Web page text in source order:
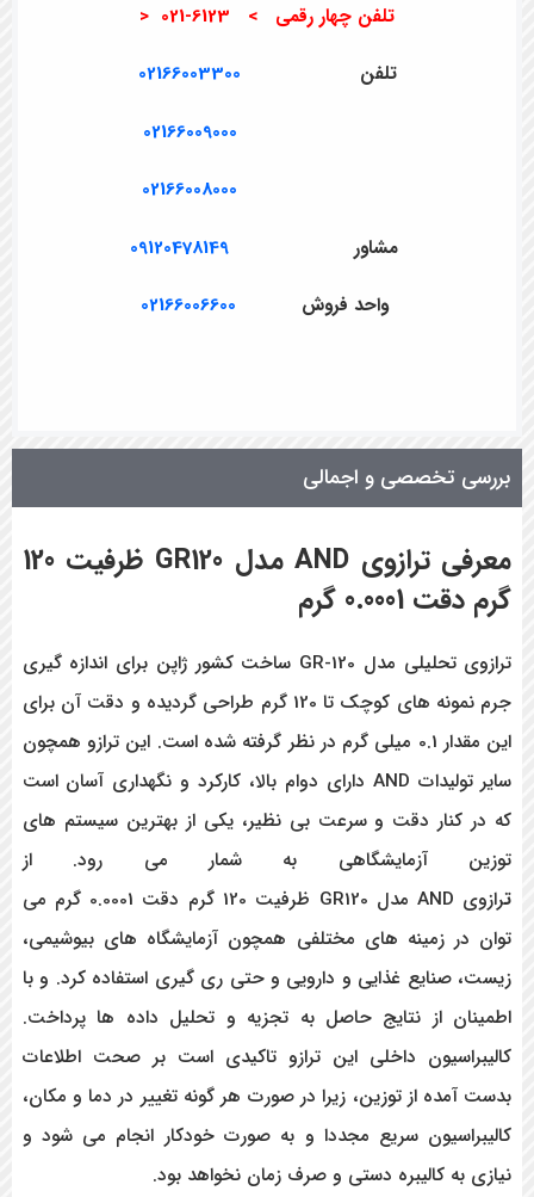
تلفن چهار رقمی > 6123-021 <
تلفن 02166003300
02166009000
02166008000
مشاور 09120478149
واحد فروش 02166006600
بررسی تخصصی و اجمالی
معرفی ترازوی ANDمدل GR120
ظرفیت 120
گرم دقت 0.0001 گرم
ترازوی تحلیلی مدل GR-120 ساخت کشور ژاپن برای اندازه گیری
جرم نمونه های کوچک تا 120 گرم طراحی گردیده و دقت آن برای
این مقدار 0.1 میلی گرم در نظر گرفته شده است. این ترازو همچون
سایر تولیدات AND
دارای دوام بالا، کارکرد و نگهداری آسان است
که در کنار دقت و سرعت بی نظیر، یکی از بهترین سیستم های
توزین آزمایشگاهی به شمار می رود.از
ت
رازوی AND مدل GR120 ظرفیت 120 گرم دقت 0.0001 گرم می
توان در زمینه های مختلفی همچون آزمایشگاه های بیوشیمی،
زیست، صنایع غذایی و دارویی و حتی ری گیری استفاده کرد. و با
اطمینان از نتایج حاصل به تجزیه و تحلیل داده ها پرداخت.
کالیبراسیون داخلی این ترازو تاکیدی است بر صحت اطلاعات
بدست آمده از توزین، زیرا در صورت هر گونه تغییر در دما و مکان،
کالیبراسیون سریع مجددا و به صورت خودکار انجام می شود و
نیازی به کالیبره دستی و صرف زمان نخواهد بود.